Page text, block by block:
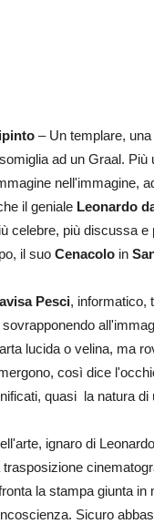
– Un templare,
ad un Graal.
nell'immagine,
il geniale Leonardo
celebre, più discussa
il suo Cenacolo in
Pesci, informatico,
lucida o velina, ma
così dice
quasi la natura di
ignaro di
la stampa giunta
Sicuro